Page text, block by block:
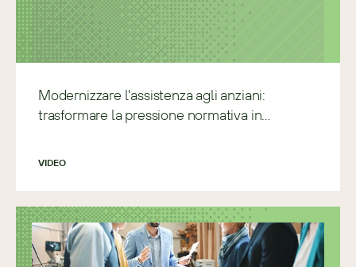
Modernizzare l'assistenza agli anziani:
trasformare la pressione normativa in
VIDEO